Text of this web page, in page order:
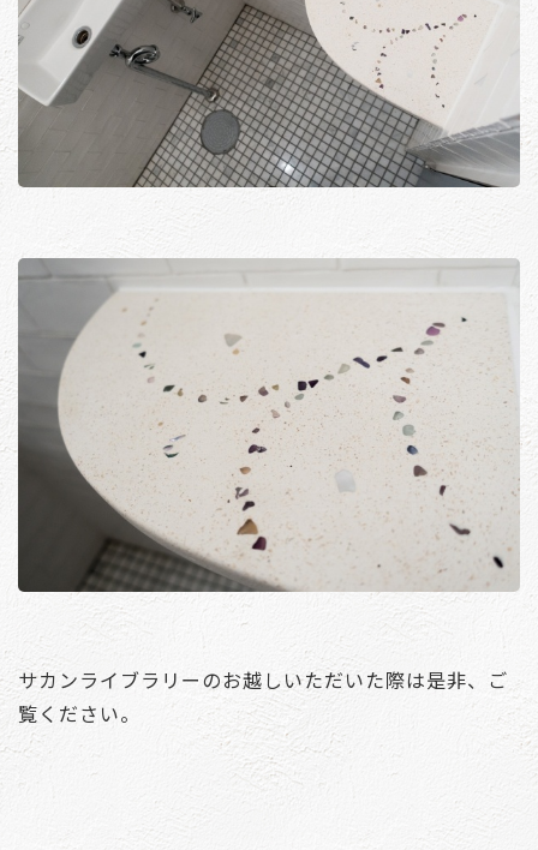
サカンライブラリーのお越しいただいた際は是非、ご
覧ください。